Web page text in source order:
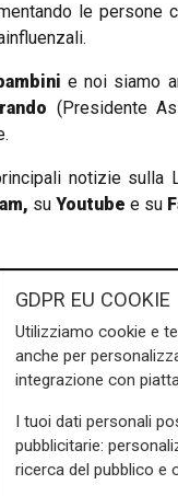
le persone
e noi siamo
(Presidente
notizie sulla
, su Youtube e su
GDPR EU COOKIE
Utilizziamo cookie e
anche per
integrazione con
I tuoi dati personali
pubblicitarie:
ricerca del pubblico e